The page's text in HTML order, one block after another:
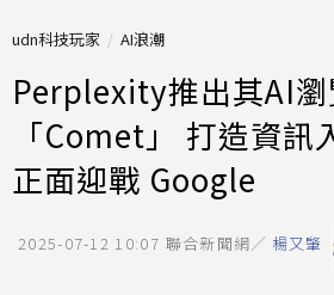
udn科技玩家 AI浪潮
Perplexity推出其AI瀏
「Comet」 打造資訊
正面迎戰 Google
2025-07-12 10:07 聯合新聞網／ 楊又肇